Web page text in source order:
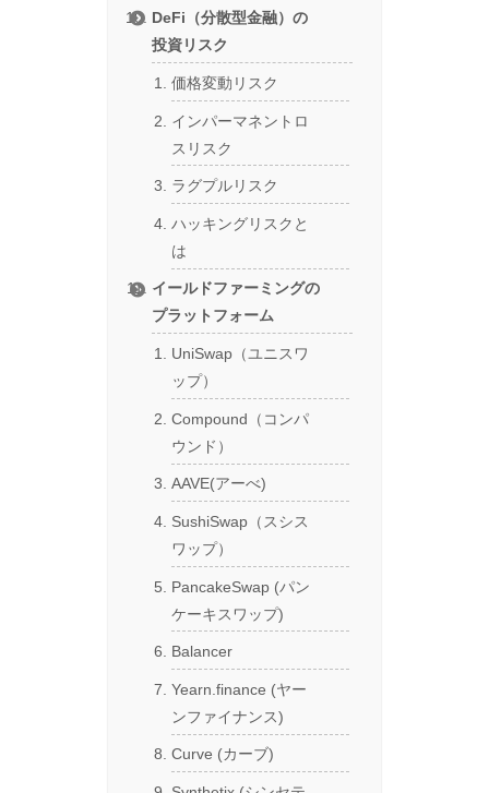
DeFi（分散型金融）の
投資リスク
価格変動リスク
インパーマネントロ
スリスク
ラグプルリスク
ハッキングリスクと
は
イールドファーミングの
プラットフォーム
UniSwap（ユニスワ
ップ）
Compound（コンパ
ウンド）
AAVE(アーべ)
SushiSwap（スシス
ワップ）
PancakeSwap (パン
ケーキスワップ)
Balancer
Yearn.finance (ヤー
ンファイナンス)
Curve (カーブ)